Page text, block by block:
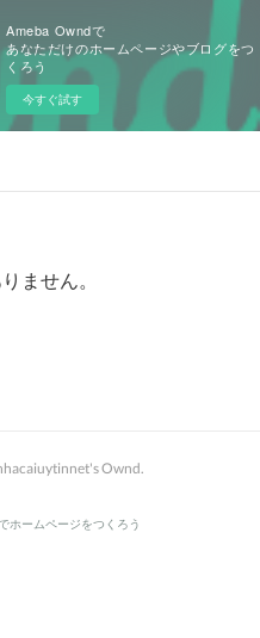
Ameba Owndで
あなただけのホームページやブログをつ
くろう
今すぐ試す
ません。
Ownd.
ホームページをつくろう